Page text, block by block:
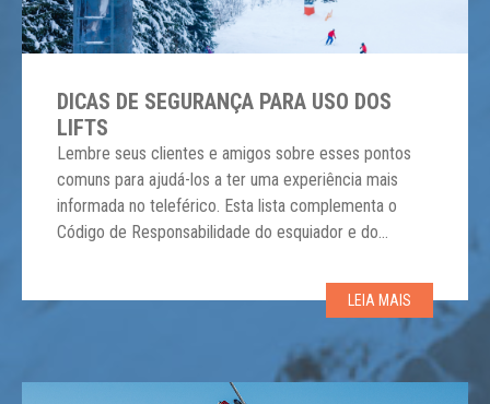
DICAS DE SEGURANÇA PARA USO DOS
LIFTS
Lembre seus clientes e amigos sobre esses pontos
comuns para ajudá-los a ter uma experiência mais
informada no teleférico. Esta lista complementa o
Código de Responsabilidade do esquiador e do
que você está usando e peça ajuda se precisar. →
Antes de carregar, remova as mochilas e […]LEIA MAIS